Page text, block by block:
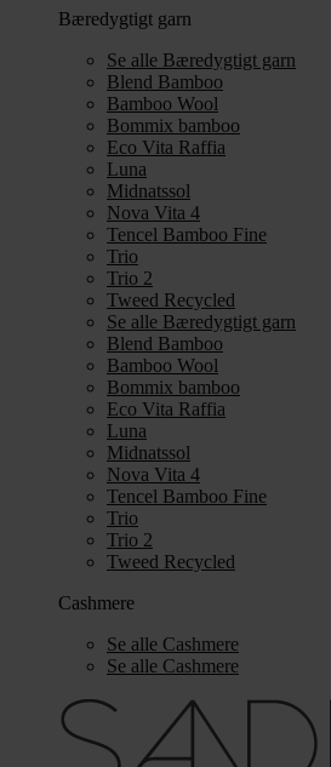
Bæredygtigt garn
Se alle Bæredygtigt garn
Blend Bamboo
Bamboo Wool
Bommix bamboo
Eco Vita Raffia
Luna
Midnatssol
Nova Vita 4
Tencel Bamboo Fine
Trio
Trio 2
Tweed Recycled
Se alle Bæredygtigt garn
Blend Bamboo
Bamboo Wool
Bommix bamboo
Eco Vita Raffia
Luna
Midnatssol
Nova Vita 4
Tencel Bamboo Fine
Trio
Trio 2
Tweed Recycled
Cashmere
Se alle Cashmere
Se alle Cashmere